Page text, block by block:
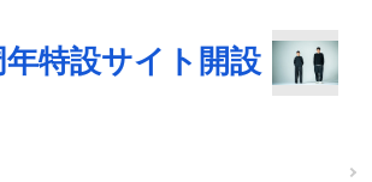
年特設サイト開設